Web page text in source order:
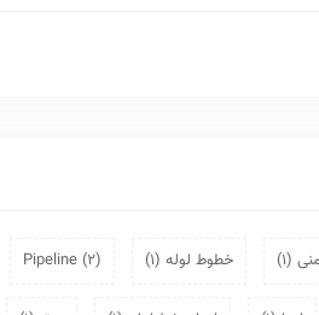
(1) خطوط لوله (1)
Pipeline (2)